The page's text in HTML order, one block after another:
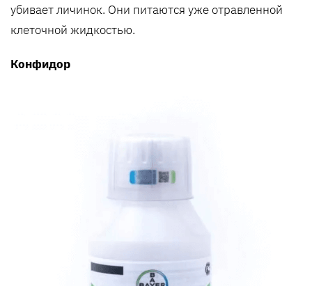
убивает личинок. Они питаются уже отравленной
клеточной жидкостью.
Конфидор